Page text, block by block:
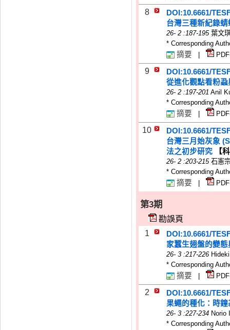
8
DOI:10.6661/
台灣三種新紀錄
26- 2 :187-195 葉文
* Corresponding
摘要
9
DOI:10.6661/
從進化觀點看粉
26- 2 :197-201 Anil
* Corresponding
摘要
10
DOI:10.6661/
台灣三月始灰象
法之初步研究
【
26- 2 :203-215 石憲
* Corresponding
摘要
第3期
勘誤頁
1
DOI:10.6661/
家蠶生翅盤的變
26- 3 :217-226
* Corresponding
摘要
2
DOI:10.6661/
果蠅的種化：時
26- 3 :227-234 Norio
* Corresponding